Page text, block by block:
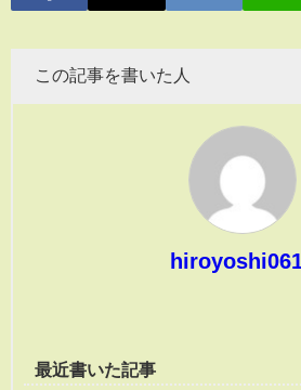
この記事を書いた人
最近書いた記事